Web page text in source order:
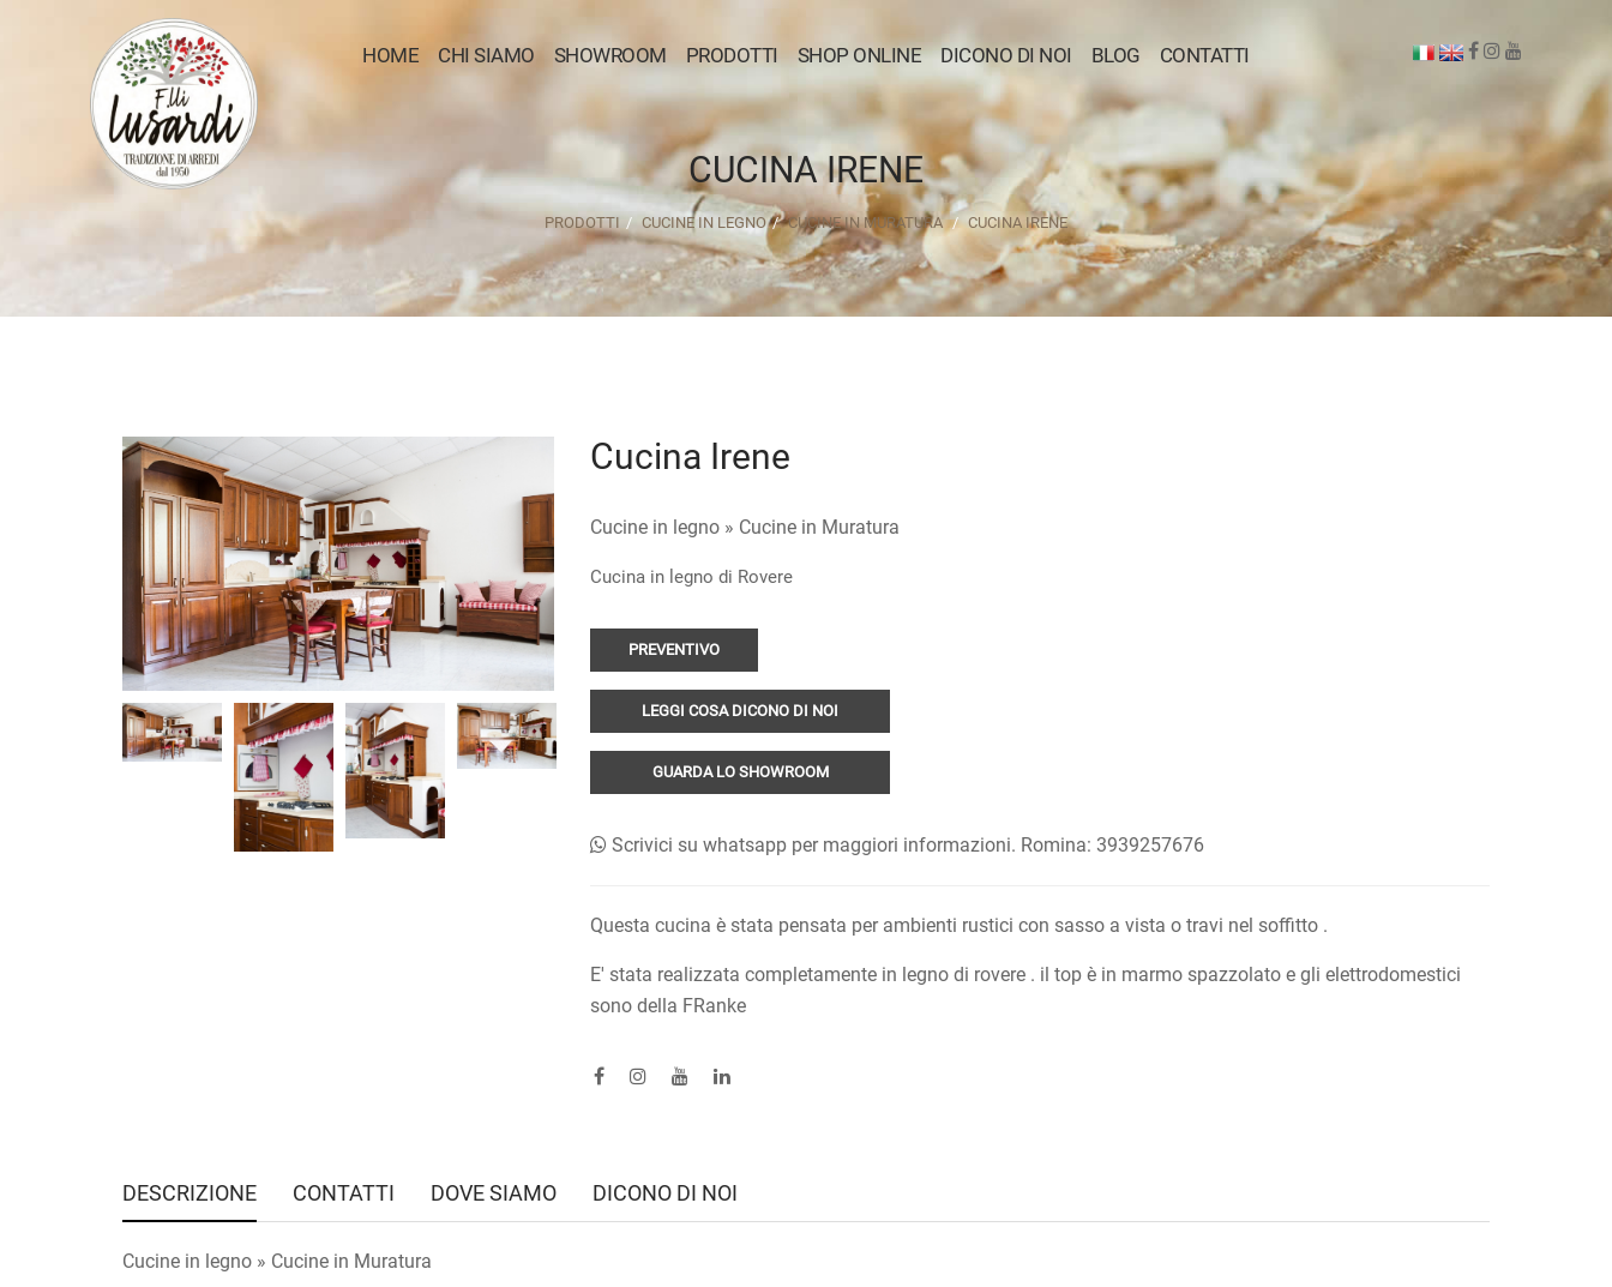
HOME CHI SIAMO SHOWROOM PRODOTTI SHOP ONLINE DICONO DI NOI BLOG CONTATTI
CUCINA IRENE
PRODOTTI CUCINE IN LEGNO CUCINE IN MURATURA CUCINA IRENE
Cucina Irene
Cucine in legno » Cucine in Muratura
Cucina in legno di Rovere
PREVENTIVO
LEGGI COSA DICONO DI NOI
GUARDA LO SHOWROOM
Scrivici su whatsapp per maggiori informazioni. Romina: 3939257676
Questa cucina è stata pensata per ambienti rustici con sasso a vista o travi nel soffitto .
E' stata realizzata completamente in legno di rovere . il top è in marmo spazzolato e gli elettrodomestici
sono della FRanke
DESCRIZIONE CONTATTI DOVE SIAMO DICONO DI NOI
Cucine in legno » Cucine in Muratura